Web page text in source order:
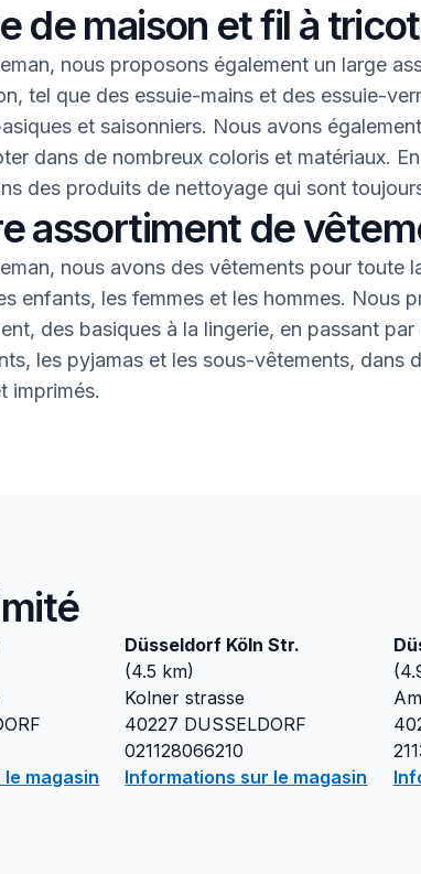
de maison et fil à
nous proposons également un large
tel que des essuie-mains et des essuie-
et saisonniers. Nous avons
dans de nombreux coloris et matériaux.
des produits de nettoyage qui sont
assortiment de
nous avons des vêtements pour toute
enfants, les femmes et les hommes. Nous
des basiques à la lingerie, en passant
les pyjamas et les sous-vêtements, dans
imprimés.
magasin
Düsseldorf Köln Str.
(4.5 km)
Kolner strasse
40227 DUSSELDORF
021128066210
Informations sur le magasin
(